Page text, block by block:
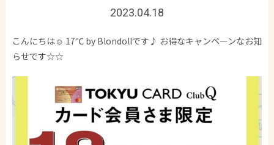
2023.04.18
こんにちは☺︎ 17℃ by Blondollです♪ お得なキャンペーンなお知
らせです☆☆